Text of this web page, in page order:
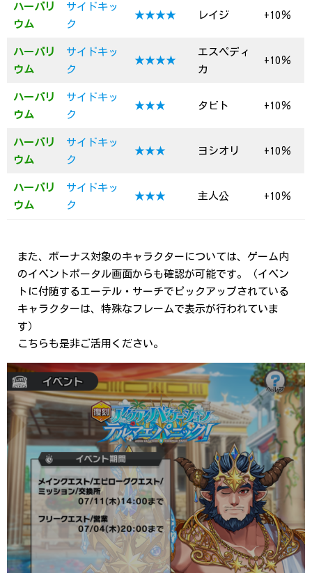
ハーバリ
ウム
サイドキッ
ク
★★★★ レイジ +10％
ハーバリ
ウム
サイドキッ
ク
★★★★
エスペディ
カ
+10％
ハーバリ
ウム
サイドキッ
ク
★★★ タビト +10％
ハーバリ
ウム
サイドキッ
ク
★★★ ヨシオリ +10％
ハーバリ
ウム
サイドキッ
ク
★★★ 主人公 +10％
また、ボーナス対象のキャラクターについては、ゲーム内
のイベントポータル画面からも確認が可能です。（イベン
トに付随するエーテル・サーチでピックアップされている
キャラクターは、特殊なフレームで表示が行われていま
す）
こちらも是非ご活用ください。